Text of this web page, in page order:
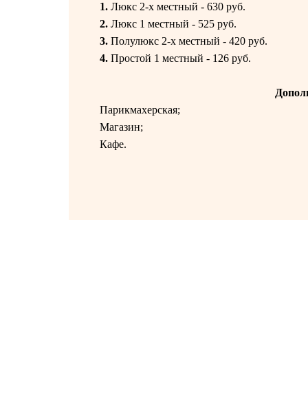
1. Люкс 2-х местный - 630 руб.
2. Люкс 1 местный - 525 руб.
3. Полулюкс 2-х местный - 420 руб.
4. Простой 1 местный - 126 руб.
Парикмахерская;
Магазин;
Кафе.